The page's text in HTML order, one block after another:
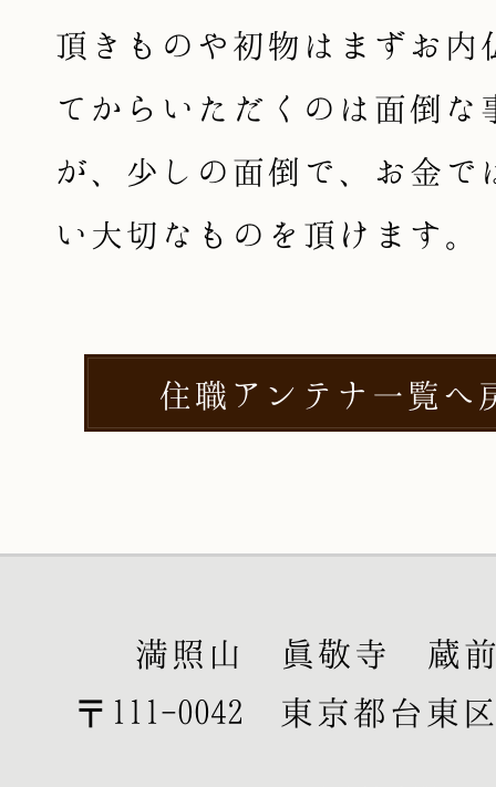
頂きものや初物はまずお内
てからいただくのは面倒な
が、少しの面倒で、お金で
い大切なものを頂けます。
住職アンテナ一覧へ
満照山 眞敬寺 蔵
〒111-0042 東京都台東